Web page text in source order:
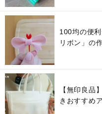
100均の便
リボン」の
【無印良品
きおすすめ